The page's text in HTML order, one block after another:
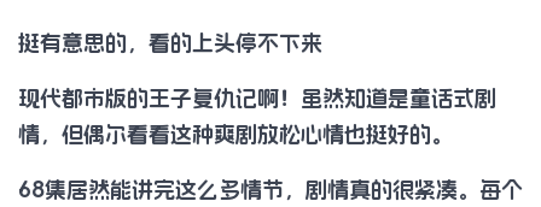
挺有意思的，看的上头停不下来
现代都市版的王子复仇记啊！虽然知道是童话式剧
情，但偶尔看看这种爽剧放松心情也挺好的。
68集居然能讲完这么多情节，剧情真的很紧凑。每个